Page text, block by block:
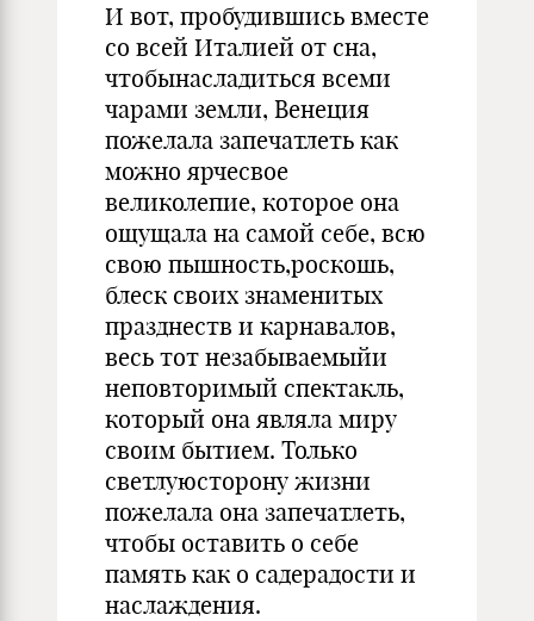
И вот, пробудившись вместе
со всей Италией от сна,
чтобынасладиться всеми
чарами земли, Венеция
пожелала запечатлеть как
можно ярчесвое
великолепие, которое она
ощущала на самой себе, всю
свою пышность,роскошь,
блеск своих знаменитых
празднеств и карнавалов,
весь тот незабываемыйи
неповторимый спектакль,
который она являла миру
своим бытием. Только
светлуюсторону жизни
пожелала она запечатлеть,
чтобы оставить о себе
память как о садерадости и
наслаждения.